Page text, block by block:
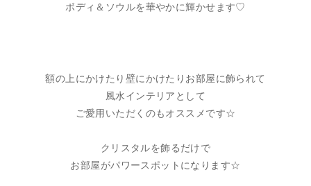
ボディ＆ソウルを華やかに輝かせます♡
額の上にかけたり壁にかけたりお部屋に飾られて
風水インテリアとして
ご愛用いただくのもオススメです☆
クリスタルを飾るだけで
お部屋がパワースポットになります☆